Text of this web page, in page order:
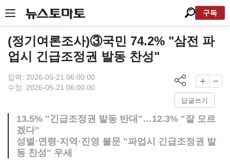
구독
(정기여론조사)③국민 74.2% "삼전 파
업시 긴급조정권 발동 찬성"
입력: 2026-05-21 06:00:00
수정: 2026-05-21 06:00:00
답글쓰기
13.5% "긴급조정권 발동 반대"…12.3% "잘 모르
겠다"
성별·연령·지역·진영 불문 "파업시 긴급조정권 발
동 찬성" 우세